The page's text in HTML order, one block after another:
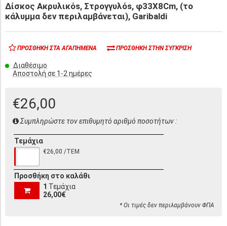
Δίσκος Ακρυλικόs, Στρογγυλόs, φ33X8Cm, (το
κάλυμμα δεν περιλαμβάνεται), Garibaldi
ΠΡΟΣΘΉΚΗ ΣΤΑ ΑΓΑΠΗΜΈΝΑ ΠΡΟΣΘΉΚΗ ΣΤΗΝ ΣΎΓΚΡΙΣΗ
Διαθέσιμο
Αποστολή σε 1-2 ημέρες
€26,00
Συμπληρώστε τον επιθυμητό αριθμό ποσοτήτων :
Τεμάχια
€26,00 /ΤΕΜ
Προσθήκη στο καλάθι
1 Τεμάχια
26,00€
* Οι τιμές δεν περιλαμβάνουν ΦΠΑ